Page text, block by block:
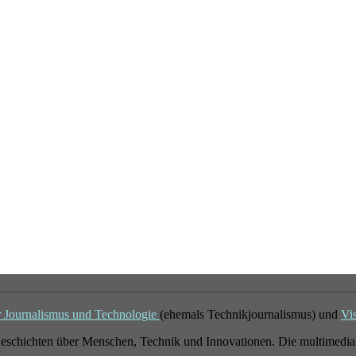
und Technologie (ehemals Technikjournalismus) und
über Menschen, Technik und Innovationen. Die